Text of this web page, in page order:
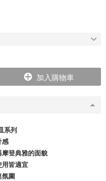
系列
感
摩登典雅的面貌
用皆適宜
圍
加入購物車